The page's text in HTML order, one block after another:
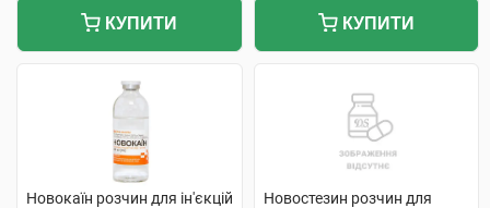
КУПИТИ КУПИТИ
Новокаїн розчин для ін'єкцій
Новостезин розчин для